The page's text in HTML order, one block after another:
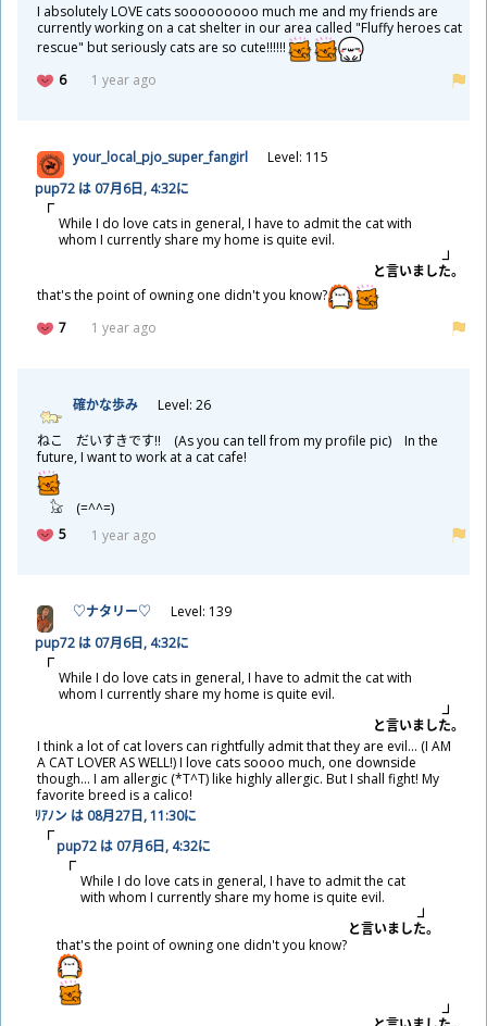
I absolutely LOVE cats sooooooooo much me and my friends are
currently working on a cat shelter in our area called "Fluffy heroes cat
rescue" but seriously cats are so cute!!!!!!
6
1 year ago
your_local_pjo_super_fangirl
Level: 115
pup72 は 07月6日, 4:32に
While I do love cats in general, I have to admit the cat with
whom I currently share my home is quite evil.
と言いました。
that's the point of owning one didn't you know?
7
1 year ago
確かな歩み
Level: 26
ねこ だいすきです!! (As you can tell from my profile pic) In the
future, I want to work at a cat cafe!
𓃠 (=^^=)
5
1 year ago
♡ナタリー♡
Level: 139
pup72 は 07月6日, 4:32に
While I do love cats in general, I have to admit the cat with
whom I currently share my home is quite evil.
と言いました。
I think a lot of cat lovers can rightfully admit that they are evil... (I AM
A CAT LOVER AS WELL!) I love cats soooo much, one downside
though... I am allergic (*T^T) like highly allergic. But I shall fight! My
favorite breed is a calico!
ﾘｱﾉン は 08月27日, 11:30に
pup72 は 07月6日, 4:32に
While I do love cats in general, I have to admit the cat
with whom I currently share my home is quite evil.
と言いました。
that's the point of owning one didn't you know?